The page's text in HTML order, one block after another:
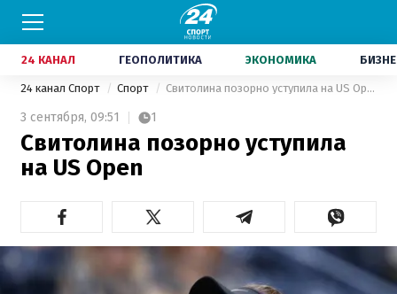
24 КАНАЛ ГЕОПОЛИТИКА ЭКОНОМИКА
24 канал Спорт Спорт Свитолина позорно уступила на US Open
3 сентября, 09:51 1
Свитолина позорно уступила
на US Open